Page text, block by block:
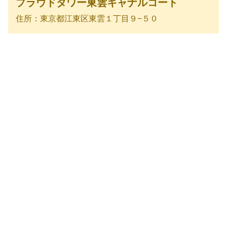
プラウドタワー東雲キャナルコート
住所：東京都江東区東雲１丁目９−５０